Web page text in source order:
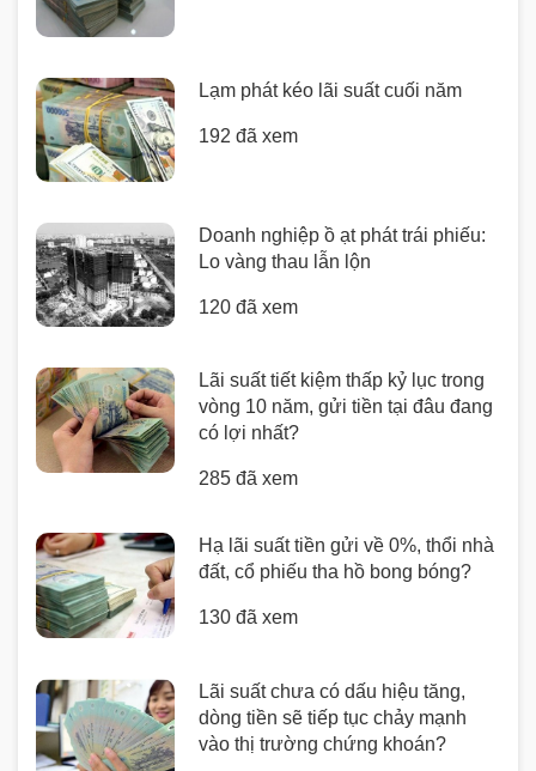
Lạm phát kéo lãi suất cuối năm
192 đã xem
Doanh nghiệp ồ ạt phát trái phiếu:
Lo vàng thau lẫn lộn
120 đã xem
Lãi suất tiết kiệm thấp kỷ lục trong
vòng 10 năm, gửi tiền tại đâu đang
có lợi nhất?
285 đã xem
Hạ lãi suất tiền gửi về 0%, thổi nhà
đất, cổ phiếu tha hồ bong bóng?
130 đã xem
Lãi suất chưa có dấu hiệu tăng,
dòng tiền sẽ tiếp tục chảy mạnh
vào thị trường chứng khoán?